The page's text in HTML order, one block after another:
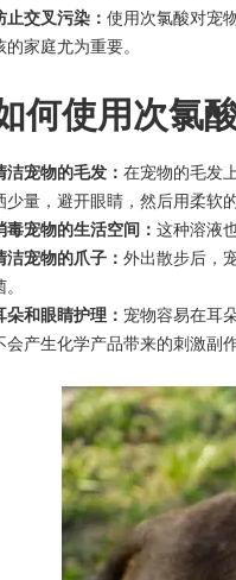
止交叉污染： 使用次氯酸对宠
的家庭尤为重要。
何使用次氯
洁宠物的毛发： 在宠物的毛发
少量，避开眼睛，然后用柔软
毒宠物的生活空间： 这种溶液
洁宠物的爪子： 外出散步后，
朵和眼睛护理： 宠物容易在耳
会产生化学产品带来的刺激副作